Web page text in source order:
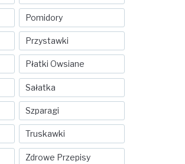
Pomidory
Przystawki
Płatki Owsiane
Sałatka
Szparagi
Truskawki
Zdrowe Przepisy